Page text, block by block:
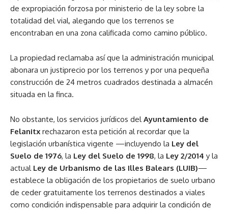
de expropiación forzosa por ministerio de la ley sobre la
totalidad del vial, alegando que los terrenos se
encontraban en una zona calificada como camino público.
La propiedad reclamaba así que la administración municipal
abonara un justiprecio por los terrenos y por una pequeña
construcción de 24 metros cuadrados destinada a almacén
situada en la finca.
No obstante, los servicios jurídicos del Ayuntamiento de
Felanitx rechazaron esta petición al recordar que la
legislación urbanística vigente —incluyendo la Ley del
Suelo de 1976, la Ley del Suelo de 1998, la Ley 2/2014 y la
actual Ley de Urbanismo de las Illes Balears (LUIB)—
establece la obligación de los propietarios de suelo urbano
de ceder gratuitamente los terrenos destinados a viales
como condición indispensable para adquirir la condición de